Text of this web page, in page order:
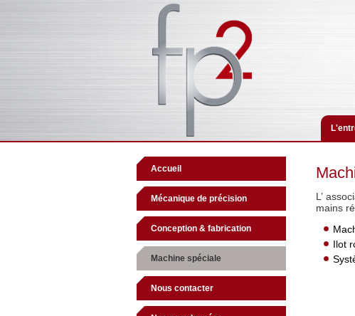
Accueil
Mécanique de précision
Conception & fabrication
Machine spéciale
Nous contacter
L’
mains
Ilot